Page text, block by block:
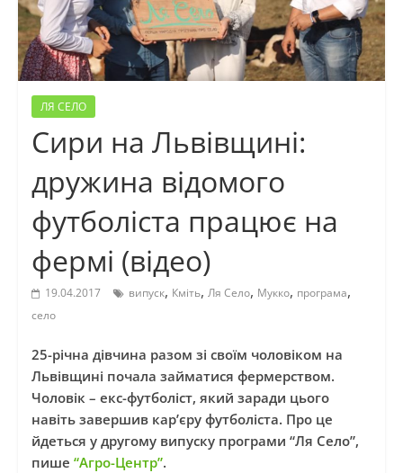
ЛЯ СЕЛО
Сири на Львівщині:
дружина відомого
футболіста працює на
фермі (відео)
19.04.2017 випуск, Кміть, Ля Село, Мукко, програма,
село
25-річна дівчина разом зі своїм чоловіком на
Львівщині почала займатися фермерством.
Чоловік – екс-футболіст, який заради цього
навіть завершив кар’єру футболіста. Про це
йдеться у другому випуску програми “Ля Село”,
пише “Агро-Центр”.